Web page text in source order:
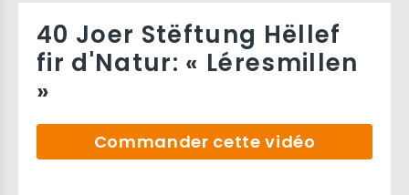
40 Joer Stëftung Hëllef
fir d'Natur: « Léresmillen
»
Commander cette vidéo